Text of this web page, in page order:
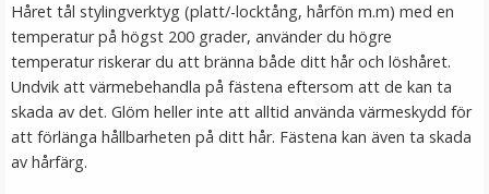
VÄLJ
Håret tål stylingverktyg (platt/-locktång, hårfön m.m) med en
temperatur på högst 200 grader, använder du högre
temperatur riskerar du att bränna både ditt hår och löshåret.
Undvik att värmebehandla på fästena eftersom att de kan ta
skada av det. Glöm heller inte att alltid använda värmeskydd för
att förlänga hållbarheten på ditt hår. Fästena kan även ta skada
av hårfärg.